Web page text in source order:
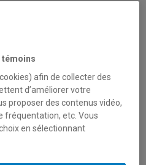
du MEES est allé au projet
de la chaire UQAM sur les
Bisson ,Alexandra
et Laetitia Wu(UQAM)
est allé au projet 6 :
(McGill)
témoins
afin de collecter des
d’améliorer votre
proposer des contenus vidéo,
fréquentation, etc. Vous
en sélectionnant